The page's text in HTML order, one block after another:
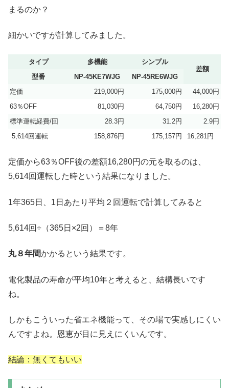
まるのか？
細かいですが計算してみました。
タイプ 多機能
シンプル
差額
型番
NP-45KE7WJG
NP-45RE6WJG
定価
219,000円 175,000円
44,000円
63％OFF
81,030円 64,750円
16,280円
標準運転経費/回
28.3円 31.2円
2.9円
5,614回運転
158,876円 175,157円 16,281円
定価から63％OFF後の差額16,280円の元を取るのは、
5,614回運転した時という結果になりました。
1年365日、1日あたり平均２回運転で計算してみると
5,614回÷（365日×2回）＝8年
丸８年間かかるという結果です。
電化製品の寿命が平均10年と考えると、結構長いです
ね。
しかもこういった省エネ機能って、その場で実感しにくい
んですよね。恩恵が目に見えにくいんです。
結論：無くてもいい